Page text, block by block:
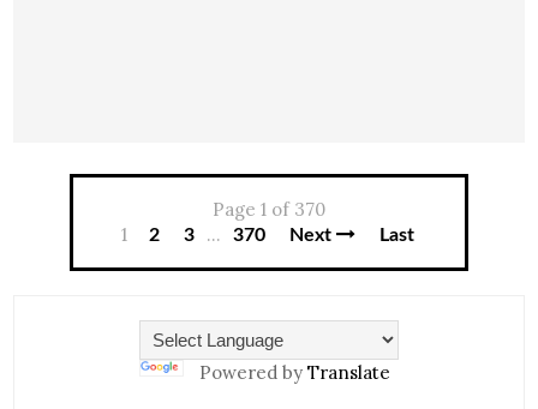
Page 1 of 370
1
2 3 ... 370 Next Last
Powered by Translate